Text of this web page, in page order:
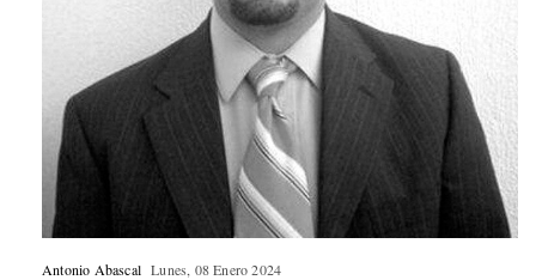
Antonio Abascal Lunes, 08 Enero 2024